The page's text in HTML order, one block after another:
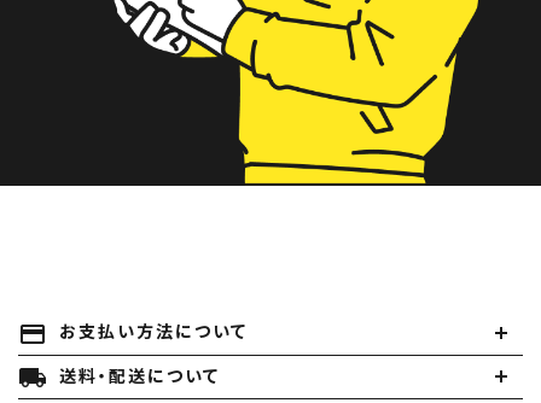
payment お支払い方法について
local_shipping 送料・配送について